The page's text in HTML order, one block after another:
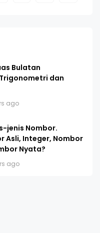
Bulatan
dan
ago
jenis Nombor.
Asli, Integer, Nombor
Nyata?
ago